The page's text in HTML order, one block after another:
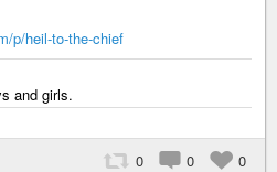
p/heil-to-the-chief
and girls.
0 0 0